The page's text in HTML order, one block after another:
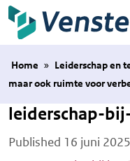
Naar hoofdinhoud
Home » Leiderschap en
maar ook ruimte voor
leiderschap-
Published 16 juni 2025